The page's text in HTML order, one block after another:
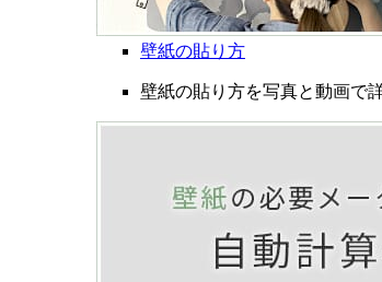
壁紙の貼り方
壁紙の貼り方を写真と動画で